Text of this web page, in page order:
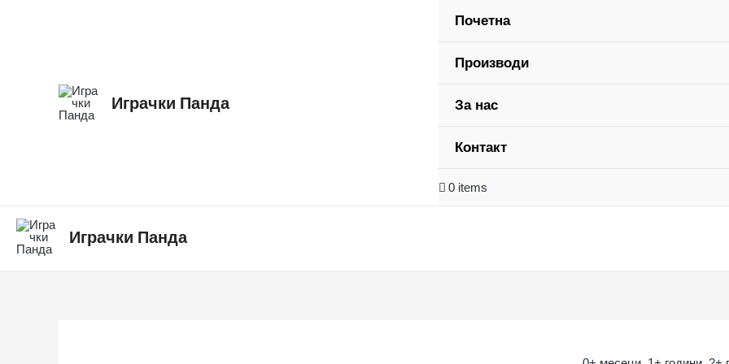
Играчки Панда
Почетна
Производи
За нас
Контакт
0 items
Играчки Панда